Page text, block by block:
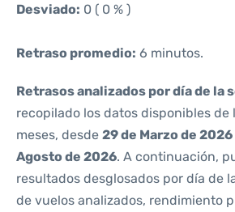
Desviado: 0 ( 0 % )
Retraso promedio: 6 minutos.
Retrasos analizados por día de la
recopilado los datos disponibles de
meses, desde 29 de Marzo de 2026
Agosto de 2026. A continuación,
resultados desglosados por día de
de vuelos analizados, rendimiento